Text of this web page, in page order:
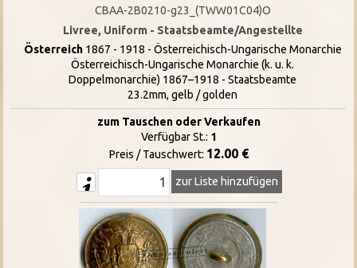
CBAA-2B0210-g23_(TWW01C04)O
Livree, Uniform - Staatsbeamte/Angestellte
Österreich1867 - 1918 - Österreichisch-Ungarische Monarchie
Österreichisch-Ungarische Monarchie (k. u. k.
Doppelmonarchie) 1867–1918 - Staatsbeamte
23.2mm, gelb / golden
zum Tauschen oder Verkaufen
Verfügbar St.: 1
Preis / Tauschwert: 12.00 €
zur Liste hinzufügen